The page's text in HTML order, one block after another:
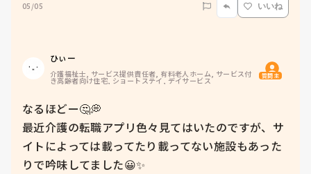
05/05 いいね
ひぃー
介護福祉士, サービス提供責任者, 有料老人ホーム, サービス付
き高齢者向け住宅, ショートステイ, デイサービス 質問主
なるほどー🤔💭
最近介護の転職アプリ色々見てはいたのですが、サ
イトによっては載ってたり載ってない施設もあった
りで吟味してました😀✨